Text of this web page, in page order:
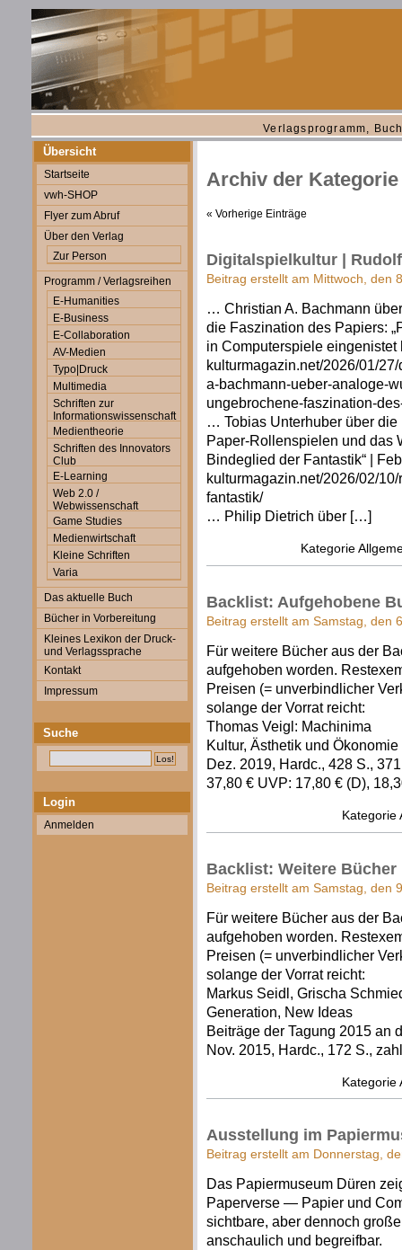
Verlagsprogramm,
Übersicht
Startseite
vwh-SHOP
Flyer zum Abruf
Über den Verlag
Zur Person
Programm / Verlagsreihen
E-Humanities
E-Business
E-Collaboration
AV-Medien
Typo|Druck
Multimedia
Schriften zur
Informationswissenschaft
Medientheorie
Schriften des Innovators
Club
E-Learning
Web 2.0 /
Webwissenschaft
Game Studies
Medienwirtschaft
Kleine Schriften
Varia
Das aktuelle Buch
Bücher in Vorbereitung
Kleines Lexikon der Druck-
und Verlagssprache
Kontakt
Impressum
Suche
Login
Anmelden
Archiv der
« Vorherige Einträge
Digitalspielkultur |
Beitrag erstellt am Mittwoch, den
… Christian A. Bachmann
die Faszination des Papiers:
in Computerspiele eingenistet
kulturmagazin.net/2026/01/
a-bachmann-ueber-analoge-
ungebrochene-faszination-
… Tobias Unterhuber über
Paper-Rollenspielen und das
Bindeglied der Fantastik“ |
kulturmagazin.net/2026/02/
fantastik/
… Philip Dietrich über […]
Kategorie
Backlist: Aufgehobene
Beitrag erstellt am Samstag, den
Für weitere Bücher aus der
aufgehoben worden.
Preisen (= unverbindlicher
solange der Vorrat reicht:
Thomas Veigl: Machinima
Kultur, Ästhetik und
Dez. 2019, Hardc., 428 S.,
37,80 € UVP: 17,80 € (D),
Kategorie
Backlist: Weitere
Beitrag erstellt am Samstag, den
Für weitere Bücher aus der
aufgehoben worden.
Preisen (= unverbindlicher
solange der Vorrat reicht:
Markus Seidl, Grischa
Generation, New Ideas
Beiträge der Tagung 2015 an
Nov. 2015, Hardc., 172 S.,
Kategorie
Ausstellung im
Beitrag erstellt am Donnerstag,
Das Papiermuseum Düren
Paperverse — Papier und
sichtbare, aber dennoch
anschaulich und begreifbar.